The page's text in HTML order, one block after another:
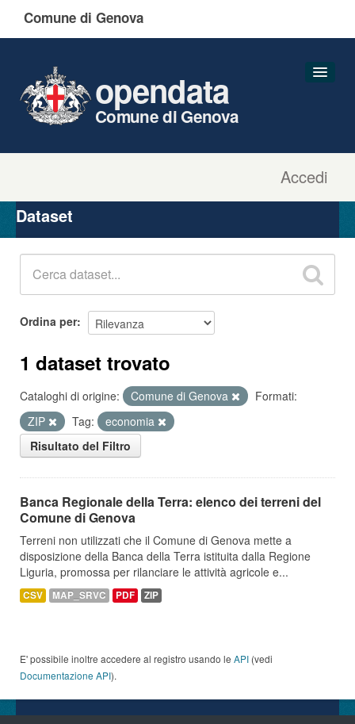
Comune di Genova
Accedi
opendata
Comune di Genova
Organizzazioni
Gruppi
Dataset
Ordina per
1 dataset trovato
Cataloghi di origine: Comune di Genova
Formati:
ZIP
Tag:
economia
Risultato del Filtro
Banca Regionale della Terra: elenco dei terreni del
Comune di Genova
Terreni non utilizzati che il Comune di Genova mette a
disposizione della Banca della Terra istituita dalla Regione
Liguria, promossa per rilanciare le attività agricole e...
CSV MAP_SRVC PDF ZIP
E' possibile inoltre accedere al registro usando le API (vedi
Documentazione API).